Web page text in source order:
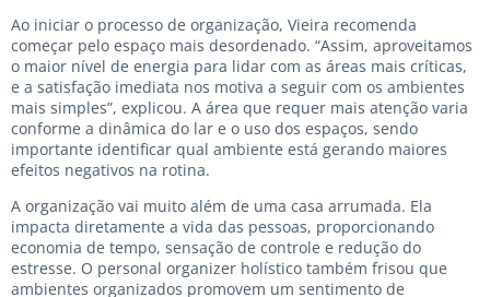
Ao iniciar o processo de organização, Vieira recomenda
começar pelo espaço mais desordenado. “Assim, aproveitamos
o maior nível de energia para lidar com as áreas mais críticas,
e a satisfação imediata nos motiva a seguir com os ambientes
mais simples”, explicou. A área que requer mais atenção varia
conforme a dinâmica do lar e o uso dos espaços, sendo
importante identificar qual ambiente está gerando maiores
efeitos negativos na rotina.
A organização vai muito além de uma casa arrumada. Ela
impacta diretamente a vida das pessoas, proporcionando
economia de tempo, sensação de controle e redução do
estresse. O personal organizer holístico também frisou que
ambientes organizados promovem um sentimento de